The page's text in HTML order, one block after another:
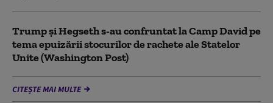
Trump şi Hegseth s-au confruntat la Camp David pe
tema epuizării stocurilor de rachete ale Statelor
Unite (Washington Post)
CITEȘTE MAI MULTE